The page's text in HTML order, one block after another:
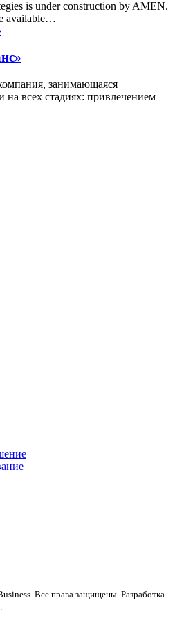
is under construction by AMEN.
available…
занимающаяся
всех стадиях: привлечением
Все права защищены. Разработка